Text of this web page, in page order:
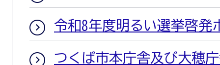
令和8年度明るい選挙啓発
つくば市本庁舎及び大穂